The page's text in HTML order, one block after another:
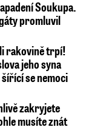
Soukupa.
promluvil
rakovině trpí!
jeho syna
se nemoci
zakryjete
musíte znát